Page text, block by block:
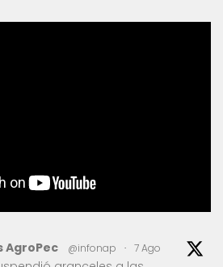
AgroPec @infonap · 7 Ago